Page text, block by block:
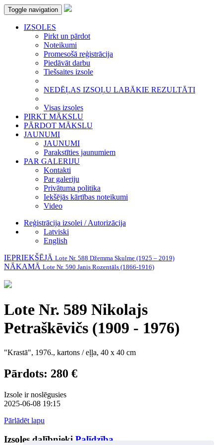
Toggle navigation
IZSOLES
Pirkt un pārdot
Noteikumi
Promesošā reģistrācija
Piedāvāt darbu
Tiešsaites izsole
NEDĒĻAS IZSOĻU LABĀKIE REZULTĀTI
Visas izsoles
PIRKT MĀKSLU
PĀRDOT MĀKSLU
JAUNUMI
JAUNUMI
Parakstīties jaunumiem
PAR GALERIJU
Kontakti
Par galeriju
Privātuma politika
Iekšējās kārtības noteikumi
Video
Reģistrācija izsolei / Autorizācija
Latviski
English
IEPRIEKŠĒJĀ Lote Nr. 588 Džemma Skulme (1925 – 2019)
NĀKAMĀ Lote Nr. 590 Janis Rozentāls (1866-1916)
Lote Nr. 589 Nikolajs
Petraškēvičs (1909 - 1976)
"Krastā", 1976., kartons / eļļa, 40 x 40 cm
Pārdots: 280 €
Izsole ir noslēgusies
2025-06-08 19:15
Pārlādēt lapu
Izsoles dalībnieki Palīdzība